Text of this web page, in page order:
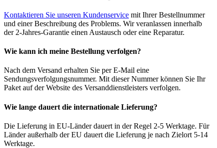
Kontaktieren Sie unseren Kundenservice mit Ihrer Bestellnummer
und einer Beschreibung des Problems. Wir veranlassen innerhalb
der 2-Jahres-Garantie einen Austausch oder eine Reparatur.
Wie kann ich meine Bestellung verfolgen?
Nach dem Versand erhalten Sie per E-Mail eine
Sendungsverfolgungsnummer. Mit dieser Nummer können Sie Ihr
Paket auf der Website des Versanddienstleisters verfolgen.
Wie lange dauert die internationale Lieferung?
Die Lieferung in EU-Länder dauert in der Regel 2-5 Werktage. Für
Länder außerhalb der EU dauert die Lieferung je nach Zielort 5-14
Werktage.